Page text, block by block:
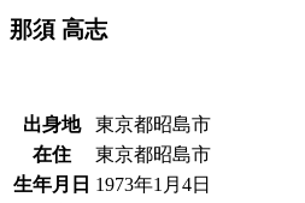
那須 高志
出身地
東京都昭島市
在住
東京都昭島市
生年月日 1973年1月4日